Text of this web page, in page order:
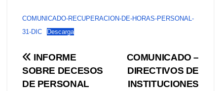
COMUNICADO-RECUPERACION-DE-HORAS-PERSONAL-
31-DIC
Descarga
Navegación
de
COMUNICADO –
DIRECTIVOS DE
INSTITUCIONES
INFORME
SOBRE DECESOS
DE PERSONAL